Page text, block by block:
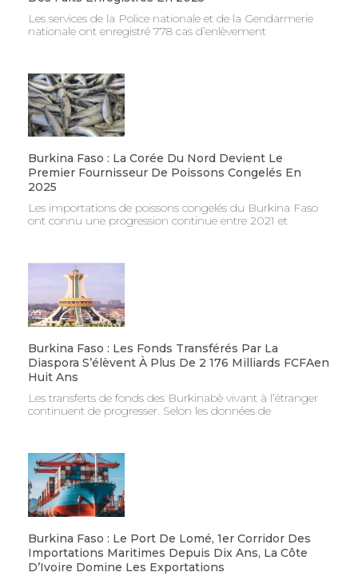
Les services de la Police nationale et de la Gendarmerie
nationale ont enregistré 778 cas d’enlèvement
Burkina Faso : La Corée Du Nord Devient Le
Premier Fournisseur De Poissons Congelés En
2025
Les importations de poissons congelés du Burkina Faso
ont connu une progression continue entre 2021 et
Burkina Faso : Les Fonds Transférés Par La
Diaspora S’élèvent À Plus De 2 176 Milliards FCFAen
Huit Ans
Les transferts de fonds des Burkinabè vivant à l’étranger
continuent de progresser. Selon les données de
Burkina Faso : Le Port De Lomé, 1er Corridor Des
Importations Maritimes Depuis Dix Ans, La Côte
D’Ivoire Domine Les Exportations